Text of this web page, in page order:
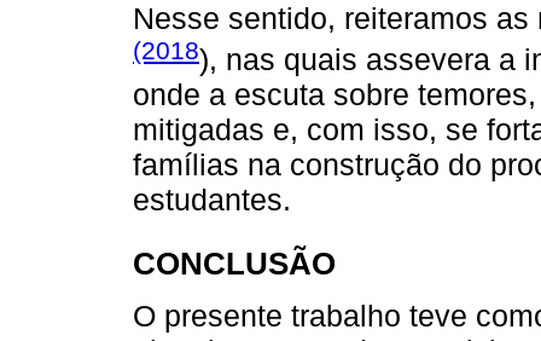
Nesse sentido, reiteramos
(2018), nas quais assevera a
onde a escuta sobre
mitigadas e, com isso, se
famílias na construção do
estudantes.
CONCLUSÃO
O presente trabalho teve